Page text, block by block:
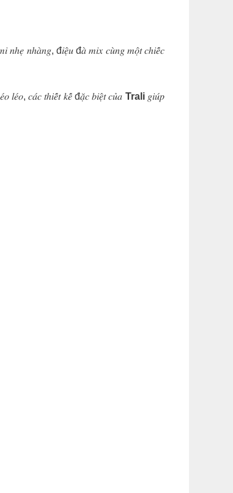
𝑛ℎ𝑒̣ 𝑛ℎ𝑎̀𝑛𝑔, đ𝑖𝑒̣̂𝑢 đ𝑎̀ 𝑚𝑖𝑥 𝑐𝑢̀𝑛𝑔 𝑚𝑜̣̂𝑡 𝑐ℎ𝑖𝑒̂́𝑐
𝑙𝑒́𝑜, 𝑐𝑎́𝑐 𝑡ℎ𝑖𝑒̂́𝑡 𝑘𝑒̂́ đ𝑎̣̆𝑐 𝑏𝑖𝑒̣̂𝑡 𝑐𝑢̉𝑎 Trali 𝑔𝑖𝑢́𝑝